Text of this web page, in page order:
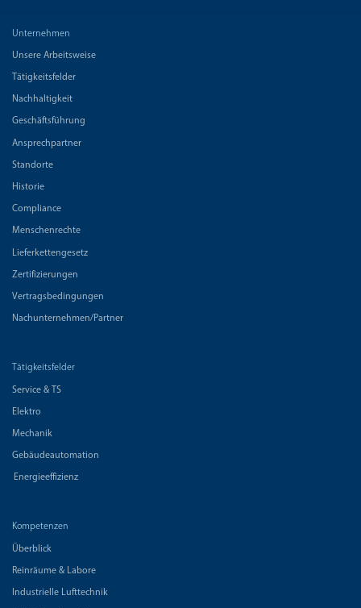
Unternehmen
Unsere Arbeitsweise
Tätigkeitsfelder
Nachhaltigkeit
Geschäftsführung
Ansprechpartner
Standorte
Historie
Compliance
Menschenrechte
Lieferkettengesetz
Zertifizierungen
Vertragsbedingungen
Nachunternehmen/Partner
Tätigkeitsfelder
Service & TS
Elektro
Mechanik
Gebäudeautomation
Energieeffizienz
Kompetenzen
Überblick
Reinräume & Labore
Industrielle Lufttechnik